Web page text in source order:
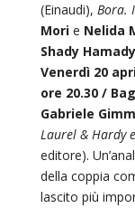
(Einaudi), Bora.
Morie Nelida
Shady Hamady
Venerdì 20
ore 20.30 /
Gabriele
Laurel & Hardy
editore).
della coppia
lascito più